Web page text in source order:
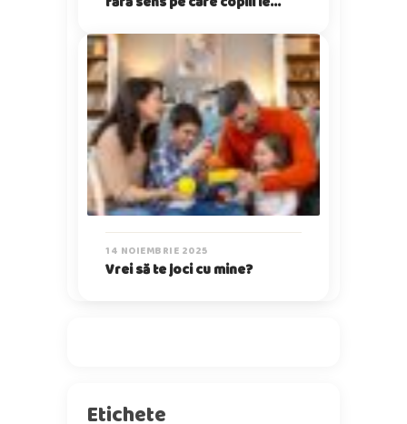
14 NOIEMBRIE 2025
Vrei să te joci cu mine?
Etichete